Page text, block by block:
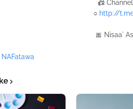
📠
○ http://
🎀 Nisaa`
NAFatawa